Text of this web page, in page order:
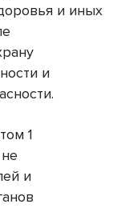
и иных
и
1
и